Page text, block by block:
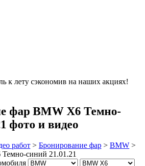
к лету сэкономив на наших акциях!
фар BMW X6 Темно-
фото и видео
работ > Бронирование фар > BMW >
синий 21.01.21